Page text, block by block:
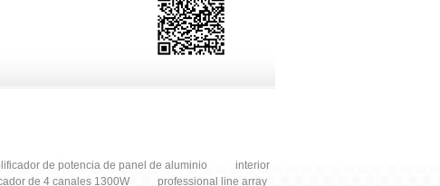
de potencia de panel de aluminio
interior
de 4 canales 1300W professional line array